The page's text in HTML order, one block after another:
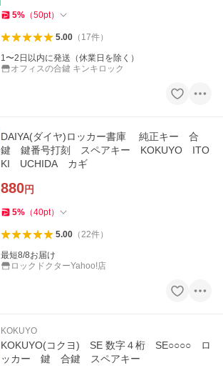
5% （50pt）
5.00（ 17件）
1〜2日以内に発送（休業日を除く）
オフィスの合鍵 キンキロック
DAIYA(ダイヤ)ロッカー書庫 純正キー 合
鍵 鍵番号打刻 スペアキー KOKUYO ITO
KI UCHIDA カギ
880円
5% （40pt）
5.00（22件）
最短8/8お届け
ロックドクターYahoo!店
KOKUYO
KOKUYO(コクヨ) SE 数字４桁 SE○○○○ ロ
ッカー 鍵 合鍵 スペアキー